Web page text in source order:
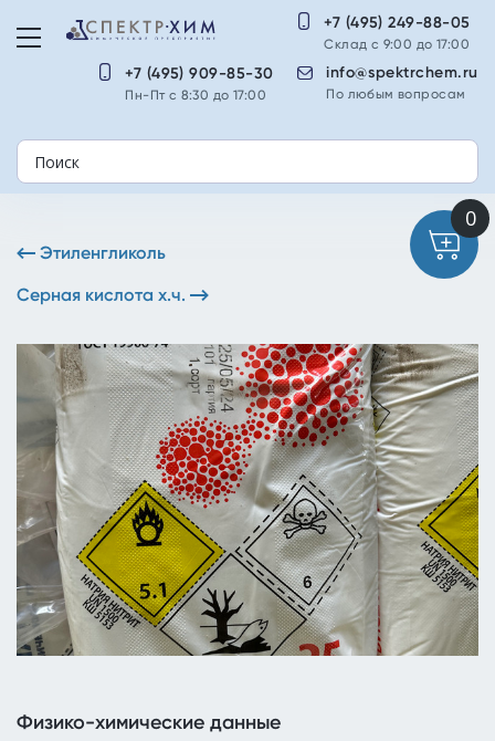
info@spektrchem.ru
По любым вопросам
+7 (495) 249-88-05
Склад с 9:00 до 17:00
+7 (495) 909-85-30
Пн-Пт с 8:30 до 17:00
Этиленгликоль
Серная кислота х.ч.
Физико-химические данные